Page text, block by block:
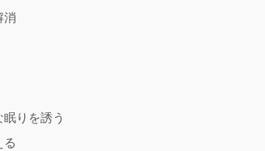
消
りを誘う
る